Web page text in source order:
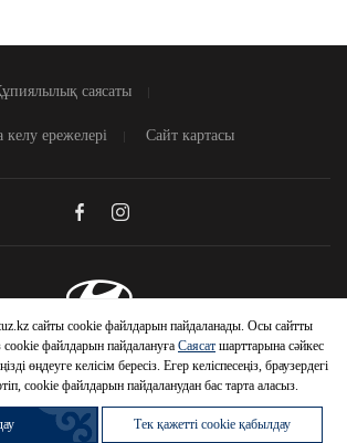
саясаты
келу ережелері Сайт картасы
© 2026 Hyundai Motor Company
сайты cookie файлдарын пайдаланады. Осы сайтты
файлдарын пайдалануға Саясат шарттарына сәйкес
өңдеуге келісім бересіз. Егер келіспесеңіз, браузердегі
cookie файлдарын пайдаланудан бас тарта аласыз.
Тек қажетті cookie қабылдау